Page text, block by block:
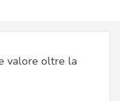
valore oltre la